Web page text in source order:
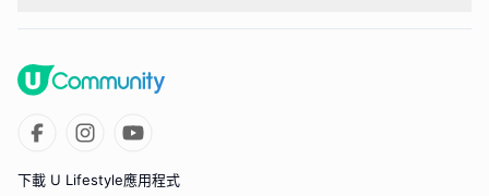
下載 U Lifestyle應用程式